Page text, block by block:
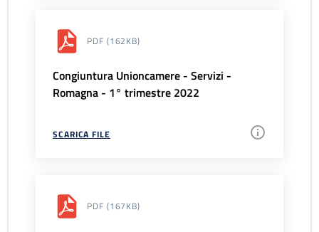
PDF (162KB)
Congiuntura Unioncamere - Servizi -
Romagna - 1° trimestre 2022
SCARICA FILE
PDF (167KB)